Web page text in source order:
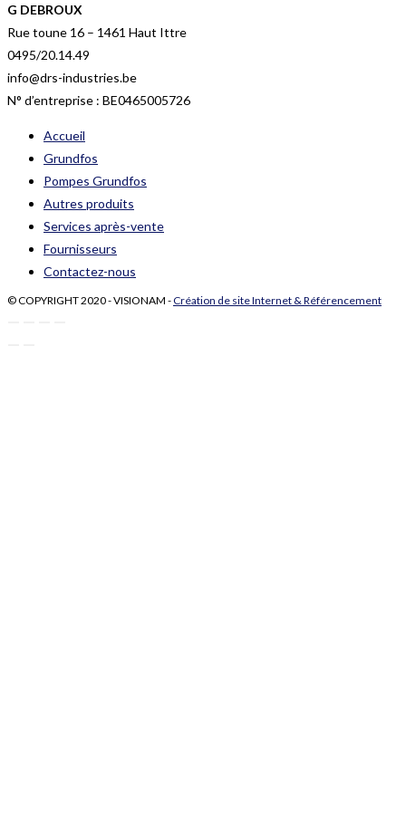
G DEBROUX
Rue toune 16 – 1461 Haut Ittre
0495/20.14.49
info@drs-industries.be
N° d’entreprise : BE0465005726
Accueil
Grundfos
Pompes Grundfos
Autres produits
Services après-vente
Fournisseurs
Contactez-nous
© COPYRIGHT 2020 - VISIONAM -Création de site Internet & Référencement